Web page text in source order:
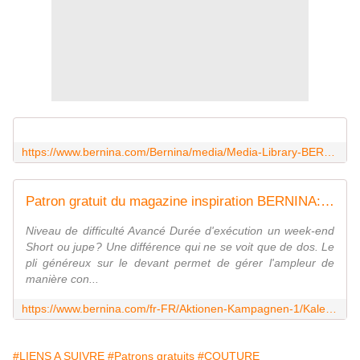
Patron gratuit du magazine inspiration BERNINA: - Des changements chaque mois ! - BERNINA
Niveau de difficulté Avancé Durée d'exécution un week-end
Short ou jupe ? Une différence qui ne se voit que de dos. Le
pli généreux sur le devant permet de gérer l'ampleur de
manière con...
#LIENS A SUIVRE #Patrons gratuits #COUTURE